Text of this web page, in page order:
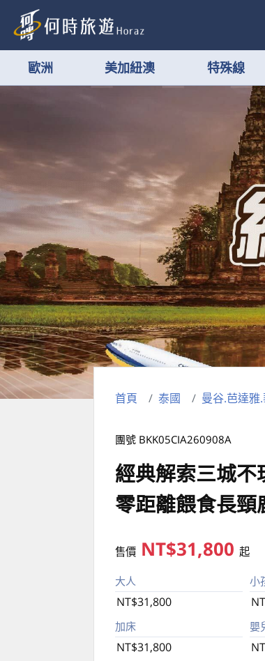
歐洲 美加紐澳 特殊線
首頁 泰國 曼谷.芭達雅
團號 BKK05CIA260908A
經典解索三城不
零距離餵食長
售價 NT$31,800起
大人
NT$31,800
小
加床
NT$31,800
嬰